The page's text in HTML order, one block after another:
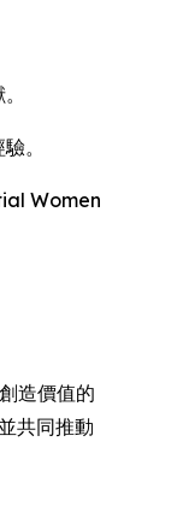
。
Women
造價值的
共同推動